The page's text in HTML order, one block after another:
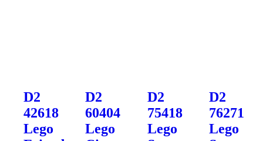
D2
42618
Lego
D2
60404
Lego
D2
75418
Lego
D2
76271
Lego